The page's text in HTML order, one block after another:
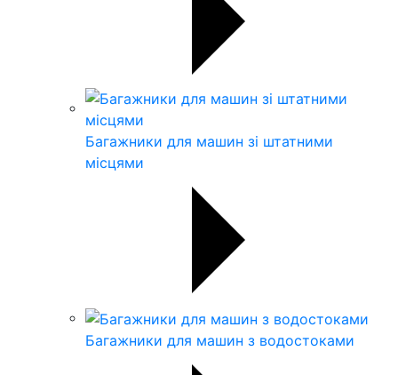
Багажники для машин зі штатними
місцями
Багажники для машин з водостоками